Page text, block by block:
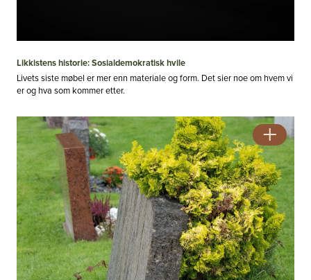
Likkistens historie: Sosialdemokratisk hvile
Livets siste møbel er mer enn materiale og form. Det sier noe om hvem vi
er og hva som kommer etter.